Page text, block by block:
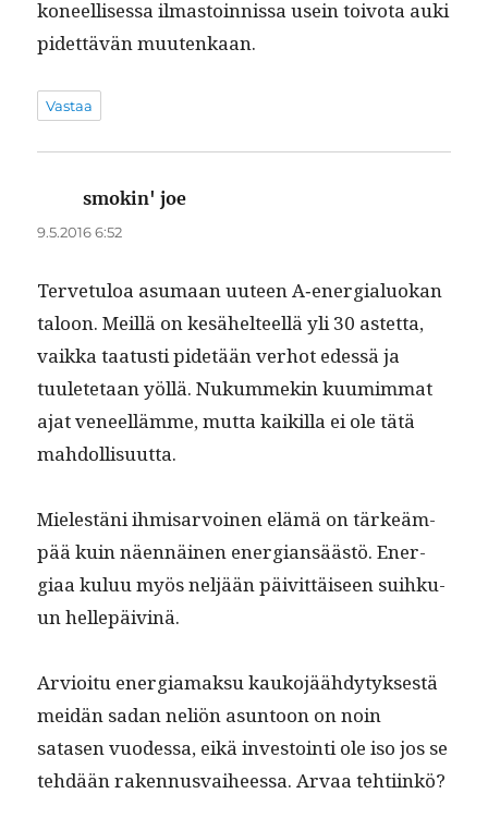
koneel­lises­sa ilmas­toin­nis­sa usein toiv­ota auki
pidet­tävän muutenkaan.
Vastaa
smokin' joe
9.5.2016 6:52
Ter­ve­tu­loa asumaan uuteen A‑energialuokan
taloon. Meil­lä on kesähel­teel­lä yli 30 astet­ta,
vaik­ka taa­tusti pide­tään ver­hot edessä ja
tuulete­taan yöl­lä. Nukum­mekin kuumim­mat
ajat veneel­lämme, mut­ta kaikil­la ei ole tätä
mahdollisuutta.
Mielestäni ihmis­ar­voinen elämä on tärkeäm­
pää kuin näen­näi­nen ener­gian­säästö. Ener­
giaa kuluu myös neljään päivit­täiseen suihku­
un hellepäivinä.
Arvioitu ener­gia­mak­su kauko­jäähdy­tyk­ses­tä
mei­dän sadan neliön asun­toon on noin
satasen vuodessa, eikä investoin­ti ole iso jos se
tehdään raken­nus­vai­heessa. Arvaa tehtiinkö?